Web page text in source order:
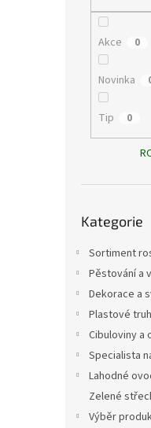
Akce 0
Novinka
Tip 0
kategorie
Kategorie
Sortiment
Pěstování a
Dekorace a
Plastové
Cibuloviny a
Specialista
Lahodné
Zelené
Výběr